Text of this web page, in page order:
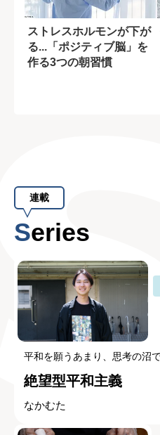
ストレスホルモンが下が
る...「ポジティブ脳」を
作る3つの朝習慣
連載
Series
平和を願うあまり、思考の沼
絶望型平和主義
なかむた